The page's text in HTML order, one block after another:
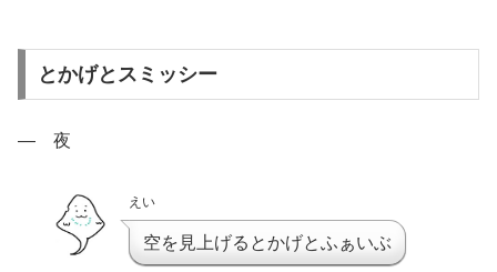
とかげとスミッシー
― 夜
えい
空を見上げるとかげとふぁいぶ